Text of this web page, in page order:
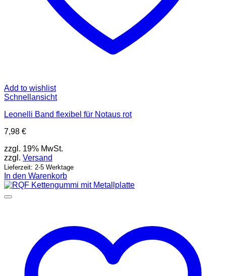
Add to wishlist
Schnellansicht
Leonelli Band flexibel für Notaus rot
7,98 €
zzgl. 19% MwSt.
zzgl. Versand
Lieferzeit: 2-5 Werktage
In den Warenkorb